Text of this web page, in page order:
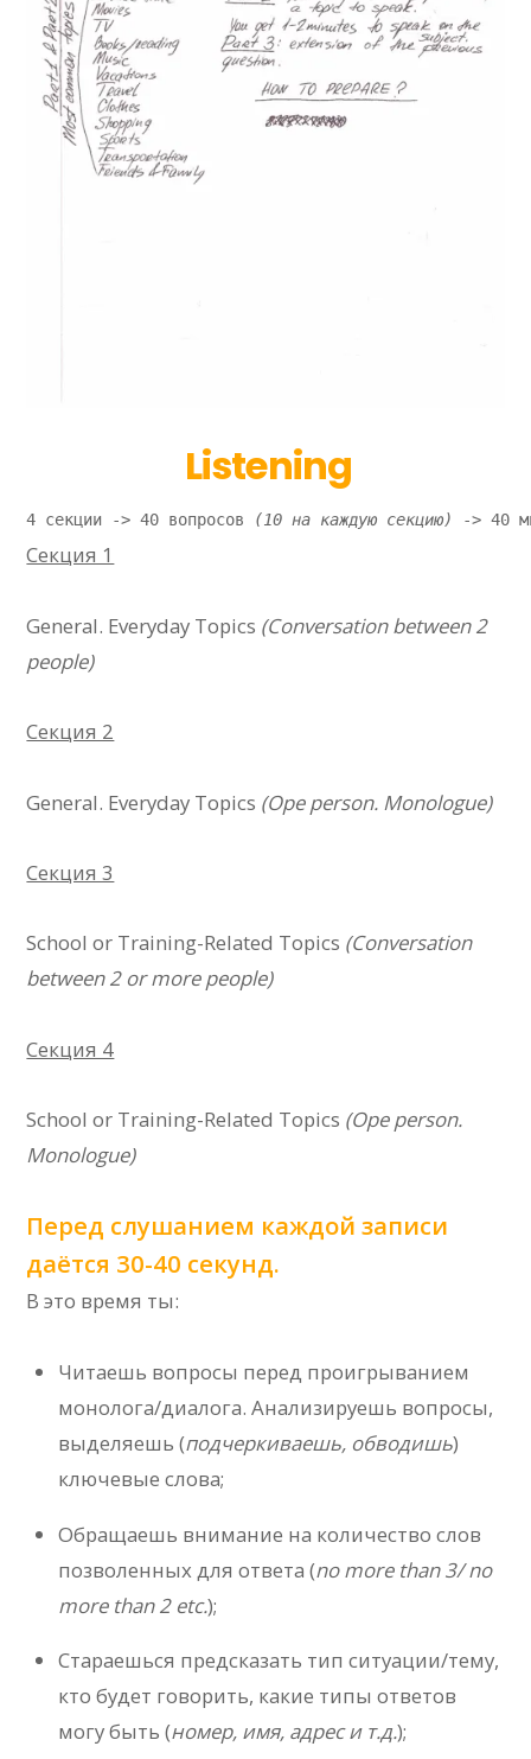
Listening
4 секции -> 40 вопросов (10 на каждую секцию) -> 40
Секция 1
General. Everyday Topics (Conversation between 2
people)
Секция 2
General. Everyday Topics (Ope person. Monologue)
Секция 3
School or Training-Related Topics (Conversation
between 2 or more people)
Секция 4
School or Training-Related Topics (Ope person.
Monologue)
Перед слушанием каждой записи
даётся 30-40 секунд.
В это время ты:
Читаешь вопросы перед проигрыванием
монолога/диалога. Анализируешь вопросы,
выделяешь (подчеркиваешь, обводишь)
ключевые слова;
Обращаешь внимание на количество слов
позволенных для ответа (no more than 3/ no
more than 2 etc.);
Стараешься предсказать тип ситуации/тему,
кто будет говорить, какие типы ответов
могу быть (номер, имя, адрес и т.д.);